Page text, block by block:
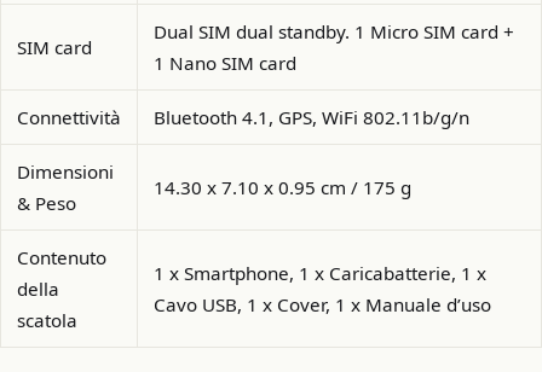
SIM card
Dual SIM dual standby. 1 Micro SIM card +
1 Nano SIM card
Connettività Bluetooth 4.1, GPS, WiFi 802.11b/g/n
Dimensioni
& Peso
14.30 x 7.10 x 0.95 cm / 175 g
Contenuto
della
scatola
1 x Smartphone, 1 x Caricabatterie, 1 x
Cavo USB, 1 x Cover, 1 x Manuale d’uso